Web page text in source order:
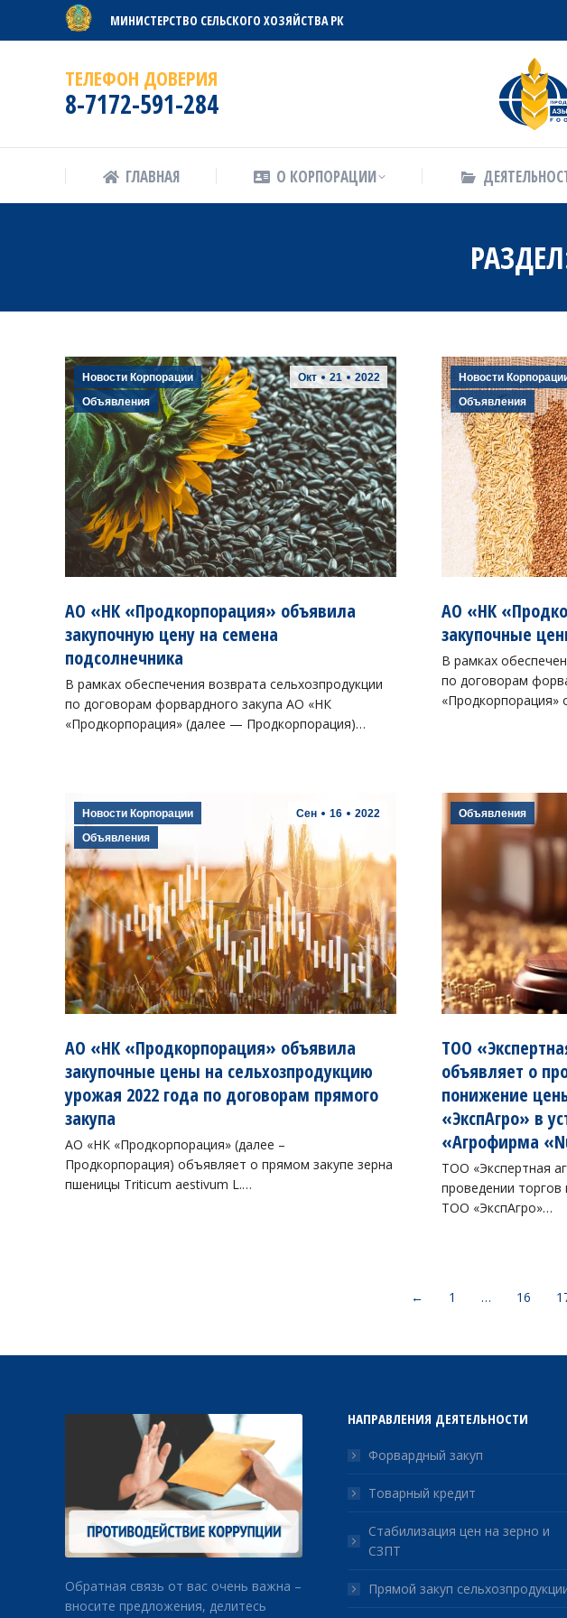
МИНИСТЕРСТВО СЕЛЬСКОГО ХОЗЯЙСТВА РК
ТЕЛЕФОН ДОВЕРИЯ
8-7172-591-284
ГЛАВНАЯ О КОРПОРАЦИИ
Окт 21 2022
Новости Корпорации
Объявления
АО «НК «Продкорпорация» объявила
закупочную цену на семена
подсолнечника
В рамках обеспечения возврата сельхозпродукции
по договорам форвардного закупа АО «НК
«Продкорпорация» (далее — Продкорпорация)…
Новости
Объявления
АО «НК
закупочные
В рамках
по договорам
Сен 16 2022
Новости Корпорации
Объявления
АО «НК «Продкорпорация» объявила
закупочные цены на сельхозпродукцию
урожая 2022 года по договорам прямого
закупа
АО «НК «Продкорпорация» (далее –
Продкорпорация) объявляет о прямом закупе зерна
пшеницы Triticum aestivum L.…
Объявления
ТОО
объявляет о
понижение
«ЭкспАгро» в
«Агрофирма
ТОО «Экспертная
проведении
ТОО «ЭкспАгро»…
← 1 … 16
Обратная связь от вас очень важна –
вносите предложения, делитесь
НАПРАВЛЕНИЯ ДЕЯТЕЛЬНОСТИ
Форвардный закуп
Товарный кредит
Стабилизация цен на зерно и
СЗПТ
Прямой закуп
ГЛАВНАЯ О КОРПОРАЦИИ